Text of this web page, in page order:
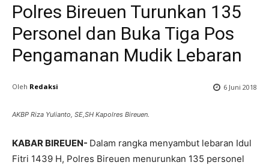
Polres Bireuen Turunkan 135
Personel dan Buka Tiga Pos
Pengamanan Mudik Lebaran
Oleh Redaksi 6 Juni 2018
AKBP Riza Yulianto, SE,SH Kapolres Bireuen.
KABAR BIREUEN- Dalam rangka menyambut lebaran Idul
Fitri 1439 H, Polres Bireuen menurunkan 135 personel